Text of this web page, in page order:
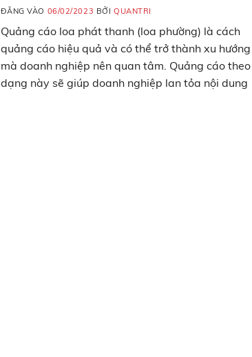
ĐĂNG VÀO 06/02/2023 BỞI QUANTRI
Quảng cáo loa phát thanh (loa phường) là cách
quảng cáo hiệu quả và có thể trở thành xu hướng
mà doanh nghiệp nên quan tâm. Quảng cáo theo
dạng này sẽ giúp doanh nghiệp lan tỏa nội dung